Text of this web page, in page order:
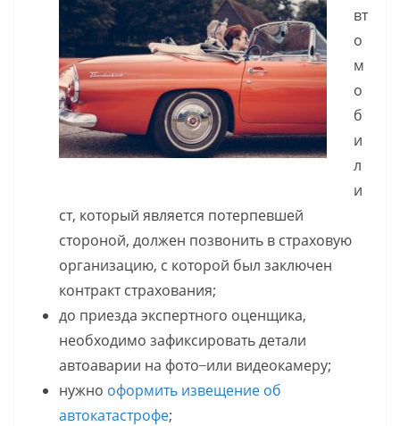
вт
о
м
о
б
и
л
и
ст, который является потерпевшей
стороной, должен позвонить в страховую
организацию, с которой был заключен
контракт страхования;
до приезда экспертного оценщика,
необходимо зафиксировать детали
автоаварии на фото ̶ или видеокамеру;
нужно оформить извещение об
автокатастрофе;